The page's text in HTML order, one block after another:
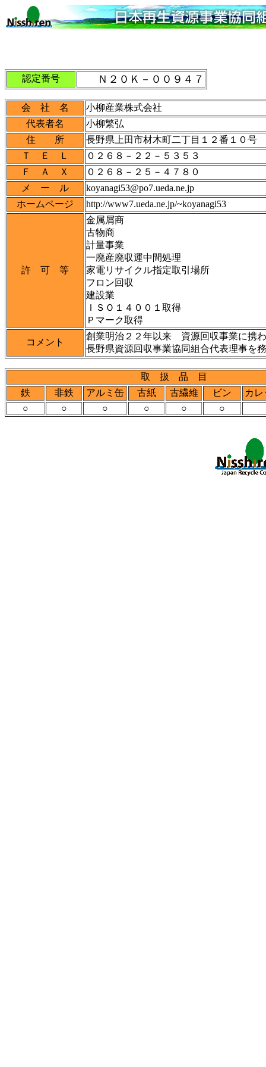
認定番号 Ｎ２０Ｋ－００９４７
会 社 名
小柳産業株式会社
代表者名
小柳繁弘
住 所
長野県上田市材木町二丁目１２番１０号
Ｔ Ｅ Ｌ
０２６８－２２－５３５３
Ｆ Ａ Ｘ
０２６８－２５－４７８０
メ ー ル
koyanagi53@po7.ueda.ne.jp
ホームページ
http://www7.ueda.ne.jp/~koyanagi53
許 可 等
金属屑商
古物商
計量事業
一廃産廃収運中間処理
家電リサイクル指定取引場所
フロン回収
建設業
ＩＳＯ１４００１取得
Ｐマーク取得
コメント
創業明治２２年以来 資源回収事業に携
長野県資源回収事業協同組合代表理事を
取 扱 品 目
鉄
非鉄 アルミ缶 古紙 古繊維 ビン
カレ
○
○ ○ ○ ○ ○